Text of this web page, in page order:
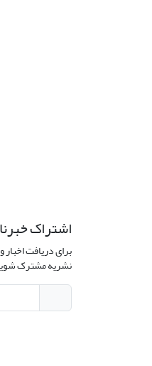
اشتراک
برای دریافت
نشریه مشترک